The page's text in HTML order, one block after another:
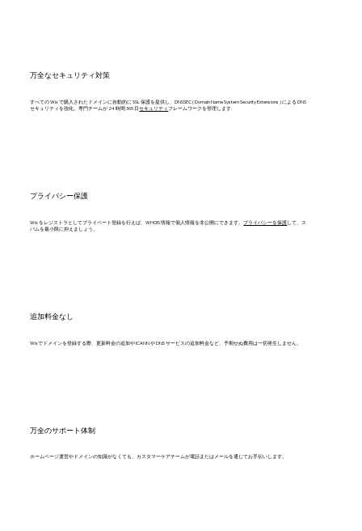
万全なセキュリティ対策
すべての Wix で購入されたドメインに自動的に SSL 保護を提供し、DNSSEC ( Domain Name System Security Extensions ) による DNS
セキュリティを強化。専門チームが 24 時間 365 日セキュリティフレームワークを管理します.
プライバシー保護
Wix をレジストラとしてプライベート登録を行えば、WHOIS 情報で個人情報を非公開にできます。プライバシーを保護して、ス
パムを最小限に抑えましょう。
追加料金なし
Wixでドメインを登録する際、更新料金の追加や ICANN や DNS サービスの追加料金など、予期せぬ費用は一切発生しません。
万全のサポート体制
ホームページ運営やドメインの知識がなくても、カスタマーケアチームが電話またはメールを通じてお手伝いします。